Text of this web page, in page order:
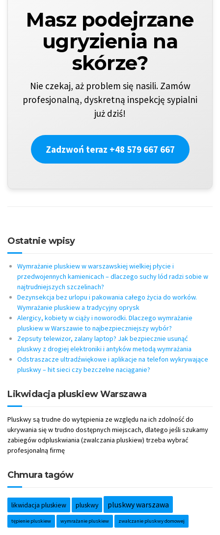
Masz podejrzane
ugryzienia na
skórze?
Nie czekaj, aż problem się nasili. Zamów
profesjonalną, dyskretną inspekcję sypialni
już dziś!
Zadzwoń teraz +48 579 667 667
Ostatnie wpisy
Wymrażanie pluskiew w warszawskiej wielkiej płycie i
przedwojennych kamienicach – dlaczego suchy lód radzi sobie w
najtrudniejszych szczelinach?
Dezynsekcja bez urlopu i pakowania całego życia do worków.
Wymrażanie pluskiew a tradycyjny oprysk
Alergicy, kobiety w ciąży i noworodki. Dlaczego wymrażanie
pluskiew w Warszawie to najbezpieczniejszy wybór?
Zepsuty telewizor, zalany laptop? Jak bezpiecznie usunąć
pluskwy z drogiej elektroniki i antyków metodą wymrażania
Odstraszacze ultradźwiękowe i aplikacje na telefon wykrywające
pluskwy – hit sieci czy bezczelne naciąganie?
Likwidacja pluskiew Warszawa
Pluskwy są trudne do wytępienia ze względu na ich zdolność do
ukrywania się w trudno dostępnych miejscach, dlatego jeśli szukamy
zabiegów odpluskwiania (zwalczania pluskiew) trzeba wybrać
profesjonalną firmę
Chmura tagów
likwidacja pluskiew pluskwy pluskwy warszawa
tępienie pluskiew wymrażanie pluskiew zwalczanie pluskwy domowej